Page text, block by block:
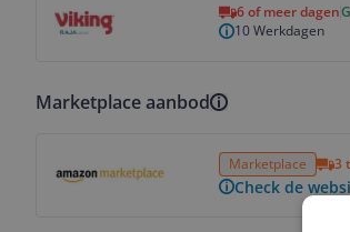
6 of meer dagen
10 Werkdagen
Marketplace aanbod
Marketplace 3
Check de